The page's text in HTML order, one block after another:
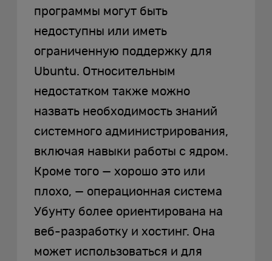
программы могут быть
недоступны или иметь
ограниченную поддержку для
Ubuntu. Относительным
недостатком также можно
назвать необходимость знаний
системного администрирования,
включая навыки работы с ядром.
Кроме того — хорошо это или
плохо, — операционная система
Убунту более ориентирована на
веб-разработку и хостинг. Она
может использоваться и для